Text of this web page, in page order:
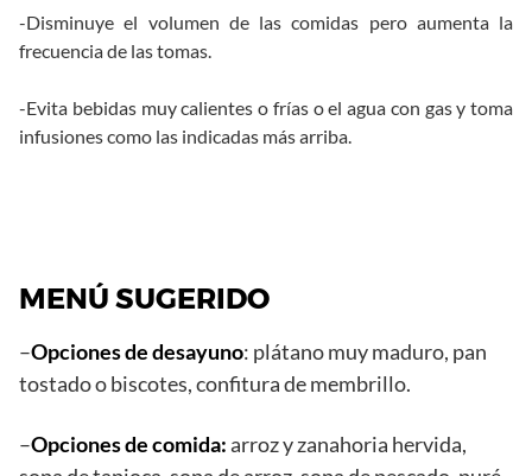
-Disminuye el volumen de las comidas pero aumenta la
frecuencia de las tomas.
-Evita bebidas muy calientes o frías o el agua con gas y toma
infusiones como las indicadas más arriba.
MENÚ SUGERIDO
–Opciones de desayuno: plátano muy maduro, pan
tostado o biscotes, confitura de membrillo.
–Opciones de comida:arroz y zanahoria hervida,